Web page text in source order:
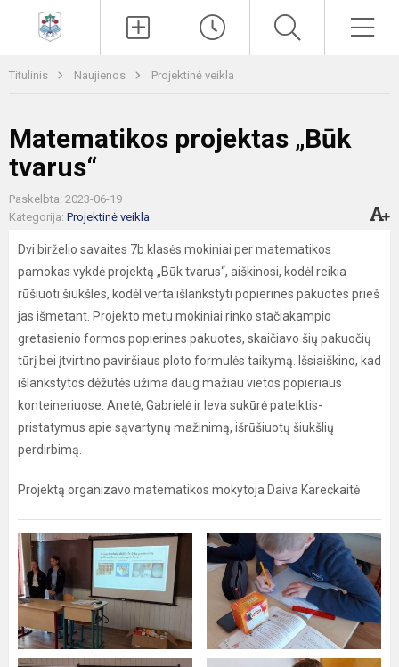
Titulinis Naujienos Projektinė veikla
Matematikos projektas „Būk
tvarus“
Paskelbta: 2023-06-19
Kategorija: Projektinė veikla
Dvi birželio savaites 7b klasės mokiniai per matematikos
pamokas vykdė projektą „Būk tvarus“, aiškinosi, kodėl reikia
rūšiuoti šiukšles, kodėl verta išlankstyti popierines pakuotes prieš
jas išmetant. Projekto metu mokiniai rinko stačiakampio
gretasienio formos popierines pakuotes, skaičiavo šių pakuočių
tūrį bei įtvirtino paviršiaus ploto formulės taikymą. Išsiaiškino, kad
išlankstytos dėžutės užima daug mažiau vietos popieriaus
konteineriuose. Anetė, Gabrielė ir Ieva sukūrė pateiktis-
pristatymus apie sąvartynų mažinimą, išrūšiuotų šiukšlių
perdirbimą.
Projektą organizavo matematikos mokytoja Daiva Kareckaitė